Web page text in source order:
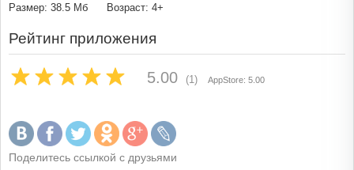
Размер: 38.5 Мб
Возраст: 4+
Рейтинг приложения
5.00 (1) AppStore: 5.00
Поделитесь ссылкой с друзьями